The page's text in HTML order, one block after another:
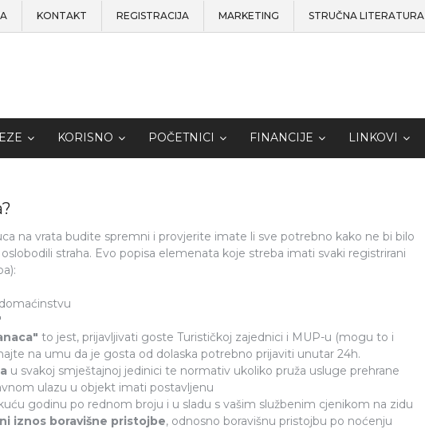
KONTAKT REGISTRACIJA MARKETING STRUČNA LITERATURA
KORISNO POČETNICI FINANCIJE LINKOVI
na vrata budite spremni i provjerite imate li sve potrebno kako ne bi bilo
straha. Evo popisa elemenata koje streba imati svaki registrirani
to jest, prijavljivati goste Turističkoj zajednici i MUP-u (mogu to i
na umu da je gosta od dolaska potrebno prijaviti unutar 24h.
u svakoj smještajnoj jedinici te normativ ukoliko pruža usluge prehrane
ulazu u objekt imati postavljenu
godinu po rednom broju i u sladu s vašim službenim cjenikom na zidu
iznos boravišne pristojbe, odnosno boravišnu pristojbu po noćenju